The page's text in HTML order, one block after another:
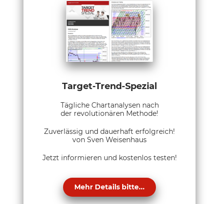
Target-Trend-Spezial
Tägliche Chartanalysen nach
der revolutionären Methode!
Zuverlässig und dauerhaft erfolgreich!
von Sven Weisenhaus
Jetzt informieren und kostenlos testen!
Mehr Details bitte...